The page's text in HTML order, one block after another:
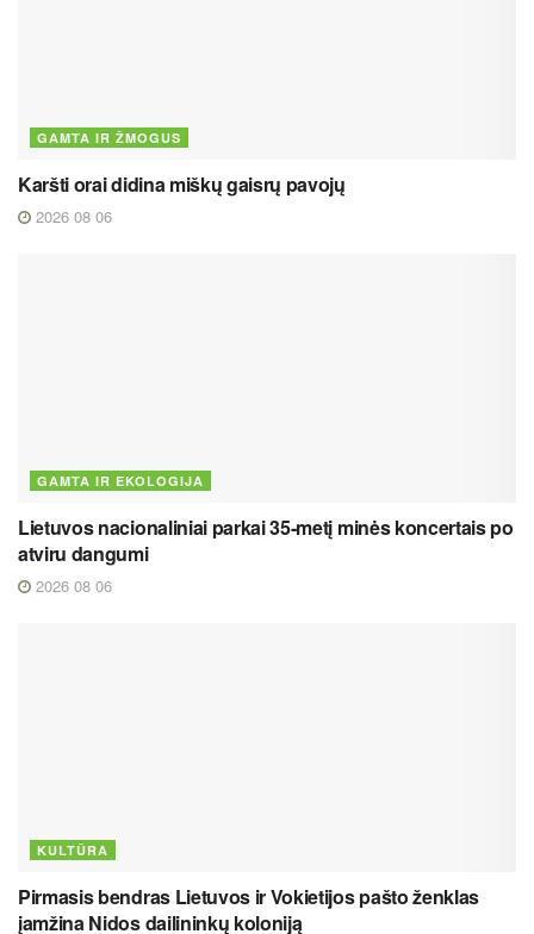
GAMTA IR ŽMOGUS
Karšti orai didina miškų gaisrų pavojų
2026 08 06
GAMTA IR EKOLOGIJA
Lietuvos nacionaliniai parkai 35-metį minės koncertais po
atviru dangumi
2026 08 06
KULTŪRA
Pirmasis bendras Lietuvos ir Vokietijos pašto ženklas
įamžina Nidos dailininkų koloniją